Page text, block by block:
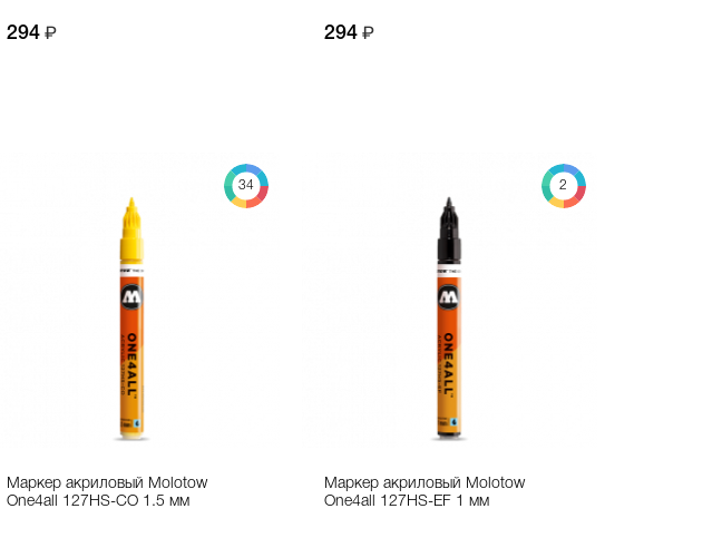
294 294
34
Маркер акриловый Molotow
One4all 127HS-CO 1.5 мм
2
Маркер акриловый Molotow
One4all 127HS-EF 1 мм